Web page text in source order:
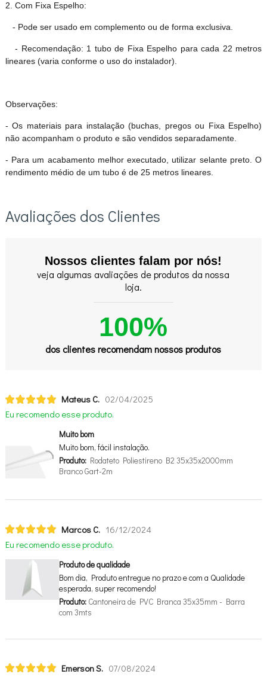
2. Com Fixa Espelho:
- Pode ser usado em complemento ou de forma exclusiva.
- Recomendação: 1 tubo de Fixa Espelho para cada 22 metros
lineares (varia conforme o uso do instalador).
Observações:
- Os materiais para instalação (buchas, pregos ou Fixa Espelho)
não acompanham o produto e são vendidos separadamente.
- Para um acabamento melhor executado, utilizar selante preto. O
rendimento médio de um tubo é de 25 metros lineares.
Avaliações dos Clientes
Nossos clientes falam por nós!
veja algumas avaliações de produtos da nossa
loja.
100%
dos clientes recomendam nossos produtos
Mateus C. 02/04/2025
Eu recomendo esse produto.
Muito bom
Muito bom, fácil instalação.
Produto:Rodateto Poliestireno B2 35x35x2000mm
Branco Gart-2m
Marcos C. 16/12/2024
Eu recomendo esse produto.
Produto de qualidade
Bom dia, Produto entregue no prazo e com a Qualidade
esperada, super recomendo!
Produto:Cantoneira de PVC Branca 35x35mm - Barra
com 3mts
Emerson S. 07/08/2024